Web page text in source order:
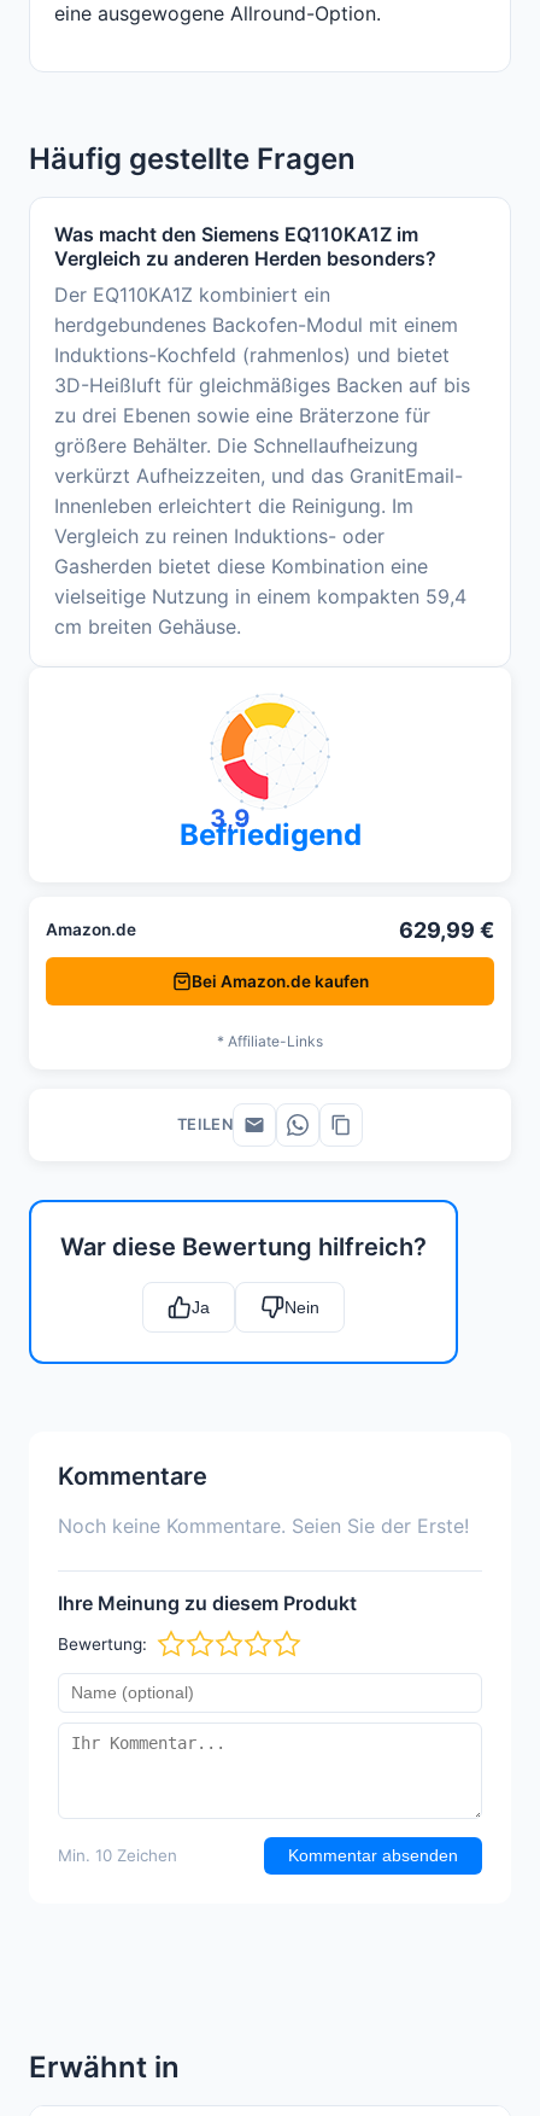
eine ausgewogene Allround-Option.
Häufig gestellte Fragen
Was macht den Siemens EQ110KA1Z im
Vergleich zu anderen Herden besonders?
Der EQ110KA1Z kombiniert ein
herdgebundenes Backofen-Modul mit einem
Induktions-Kochfeld (rahmenlos) und bietet
3D-Heißluft für gleichmäßiges Backen auf bis
zu drei Ebenen sowie eine Bräterzone für
größere Behälter. Die Schnellaufheizung
verkürzt Aufheizzeiten, und das GranitEmail-
Innenleben erleichtert die Reinigung. Im
Vergleich zu reinen Induktions- oder
Gasherden bietet diese Kombination eine
vielseitige Nutzung in einem kompakten 59,4
cm breiten Gehäuse.
War diese Bewertung hilfreich?
Ja Nein
Kommentare
Noch keine Kommentare. Seien Sie der Erste!
Ihre Meinung zu diesem Produkt
Bewertung:
Min. 10 Zeichen Kommentar absenden
3,9
Befriedigend
Amazon.de 629,99 €
Bei Amazon.de kaufen
* Affiliate-Links
TEILEN
Erwähnt in